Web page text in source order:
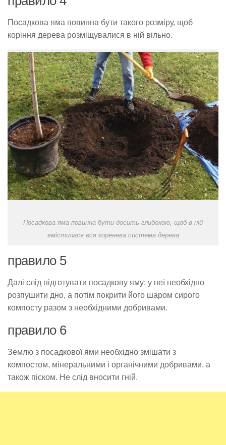
Посадкова яма повинна бути такого розміру, щоб
коріння дерева розміщувалися в ній вільно.
Посадкова яма повинна бути досить глибокою, щоб в ній
вмістилася вся коренева система дерева
правило 5
Далі слід підготувати посадкову яму: у неї необхідно
розпушити дно, а потім покрити його шаром сирого
компосту разом з необхідними добривами.
правило 6
Землю з посадкової ями необхідно змішати з
компостом, мінеральними і органічними добривами, а
також піском. Не слід вносити гній.